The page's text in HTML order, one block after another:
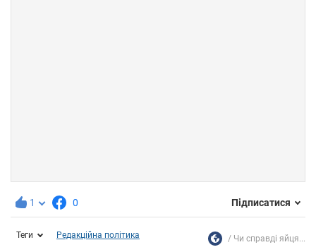
1 0 Підписатися
Теги Редакційна політика Чи справді яйця...